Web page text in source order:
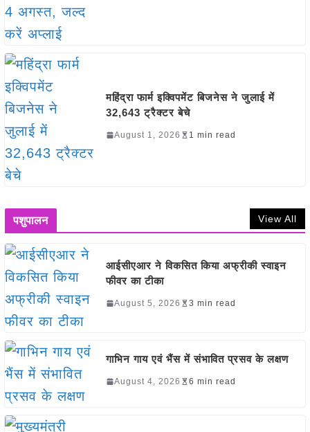
महिंद्रा फार्म इक्विपमेंट बिजनेस ने जुलाई में
32,643 ट्रैक्टर बेचे
August 1, 2026 1 min read
पशुपालन View All
आईसीएआर ने विकसित किया अफ्रीकी स्वाइन
फीवर का टीका
August 5, 2026 3 min read
गाभिन गाय एवं भैंस में संभावित प्रसव के लक्षण
August 4, 2026 6 min read